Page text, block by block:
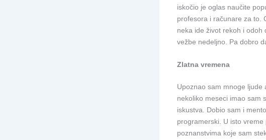
iskočio je oglas naučite
profesora i računare za to.
neka ide život rekoh i odoh
vežbe nedeljno. Pa dobro
Zlatna vremena
Upoznao sam mnoge ljude
nekoliko meseci imao sam
iskustva. Dobio sam i
programerski. U isto
poznanstvima koje sam